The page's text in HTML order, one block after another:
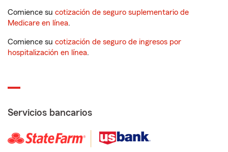
Comience su cotización de seguro suplementario de
Medicare en línea.
Comience su cotización de seguro de ingresos por
hospitalización en línea.
Servicios bancarios